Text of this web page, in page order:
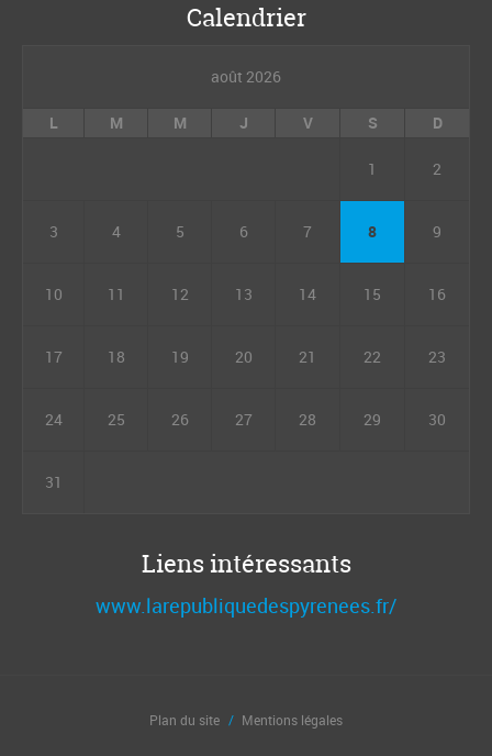
Calendrier
août 2026
L M M J V S D
1 2
3 4 5 6 7 8 9
10 11 12 13 14 15 16
17 18 19 20 21 22 23
24 25 26 27 28 29 30
31
Liens intéressants
www.larepubliquedespyrenees.fr/
Plan du site Mentions légales